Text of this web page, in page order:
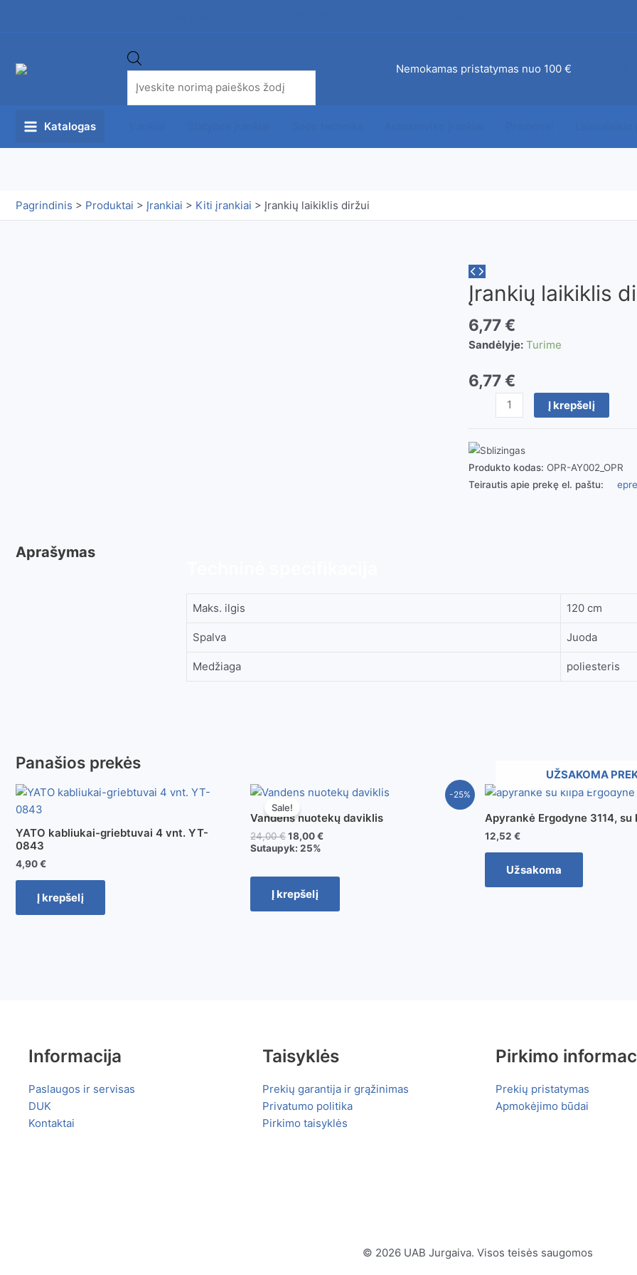
Nemokamas pristatymas nuo 100 €
Katalogas
Pagrindinis > Produktai > Įrankiai > Kiti įrankiai > Įrankių laikiklis diržui
Įrankių laikiklis
6,77€
Sandėlyje: Turime
6,77€
produkto
kiekis:
laikiklis
diržui
Į krepšelį
Produkto kodas: OPR-AY002_OPR
Teirautis apie prekę el. paštu:
Aprašymas
Maks. ilgis 120 cm
Spalva Juoda
Medžiaga poliesteris
Panašios prekės
YATO kabliukai-griebtuvai 4 vnt. YT-
0843
4,90€
Į krepšelį
-25%
Sale!
Vandens nuotekų daviklis
24,00€18,00€
Sutaupyk: 25%
Į krepšelį
UŽSAKOMA
Apyrankė Ergodyne 3114, su
12,52 €
Užsakoma
Informacija
Paslaugos ir servisas
DUK
Kontaktai
Taisyklės
Prekių garantija ir grąžinimas
Privatumo politika
Pirkimo taisyklės
Pirkimo
Prekių pristatymas
Apmokėjimo būdai
© 2026 UAB Jurgaiva. Visos teisės saugomos